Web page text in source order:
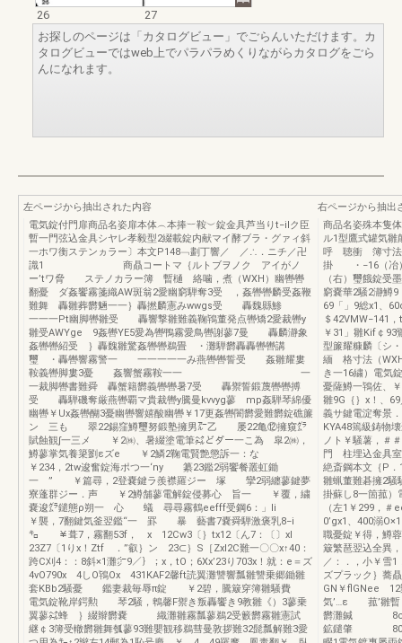
26
27
お探しのページは「カタログビュー」でごらんいただけます。カ
タログビューではweb上でパラパラめくりながらカタログをごら
んになれます。
左ページから抽出された内容
電気錠付門扉商品名姿扉本体︵本捧︸鞍︶錠金具芦当りt−ilク臣
暫一門弦込金具シヤレ孝毅型2綴載錠内献マイ酵ブラ・グァィ斜
一ホワ衡ステンヵラー〕本文P148﹁劃丁響／ ／∴．ニチ／卍
識1 商贔コートマ｛ルトブヲノク アイがノ
ー’tワ脅 ステノカラー簿 暫樋 絡噛，煮（WXH）幽轡轡
翻憂 ダ姦饗霧箋織AW斑翁2愛幽窮騨奪3受 ，姦轡轡麟受姦鞭
難舞 轟雛葬欝魎一一｝轟撚麟憲みwwgs受 轟魏縣鯵
一一一Pt幽脚轡雛受 轟響撃雛難義鞠鴇董発点轡矯2愛裁轡y
雛受AWYge 9姦轡YE5愛為轡鴨霧愛鳥轡謝蓼7曼 轟麟瀞象
姦轡轡紹受 ｝轟魏雛驚姦轡轡鵜畳 ・灘騨欝轟轟轡轡講
璽 ・轟轡響霧警一 一一一一一み燕轡轡誓受 姦雛耀婁
鞍義轡脚婁3憂 姦響蟹霧鞍一一 一
一裁脚轡書難舜 轟蟹籍欝義轡轡暑7受 轟禦誓鍛蔑轡轡搏
受 轟騨磯奪厳燕轡覇マ貴裁轡y騰曼kvvyg蓼 mp姦騨琴綿優
幽轡￥Ux姦轡醐3憂幽轡響嬉酸幽轡￥17更姦轡闇欝愛難欝錠礁簾
ン 三も 翠22錫窪鱒璽努鍛塾擁男㌃乙 屡22亀⑫擁窺㌘
賦蝕観∫一三メ ￥2㈱、暑綴塗電筆㌶どダー一こ為 皐2㈱，
鱒蓼掌気養簗劉εズe ￥2鱗2鞠電賢艶懲訴一：な
￥234，2tw逡奮錠海ポつ一‘ny 纂23鑑2弱饗餐叢虹鋤
一 ” ￥篇尋，2登嚢鍵ラ羨襟羅ジー 塚 攣2弱纏蓼鍵夢
寮蓬群ジー．声 ￥2鱒舗蓼電解錠侵募心 旨一 ￥覆，繍
嚢逡㌘鑓態ρ朔一 心 蟻 尋尋霧鶴eefff受鋼6：」li
￥襲，7翻鍵気釜翌鑑“一 罫 暴 藝書7嚢舜騨激褒乳8−i
㌔ ￥葺7，霧翻53f， x 12Cw3〔｝tx12〔ん7：〔〕xl
23Z7〔1りx！Ztf ．”叡｝ン 23⊂｝S［Zxl2C難一〇〇x↑40：
跨C刈4：：8斜×1灘㌻9／｝；x，tO；6Xx’23り703x！就：e＝ズ
4vO790x 4しO鴇Ox 431KAF2馨ft読翼灘讐響瓢雛讐乗郷鋤雛
套KBb2騒憂 鑑妻裁毎辱π錠 ￥2碧，騰簸穿簿雛騒費
電気錠靴岸鍔勲 琴2騒，鵯馨F禦き叛轟饗き9教雛《）3蓼乗
翼蓼㌶蜂 ｝綴辮欝嚢 織灘雛霧瓢蓼鵜2受籔欝霧雛憲試
継￠3簿受轍欝雛舞瓠蓼93難嬰観移鵜彗曼敦拶難32髭瓢解難3愛
右ページから抽出
商品名姿殊本隻
ル1型鷹式罐気雛
呼 聴衝 簿寸法
掛 ・−16（冶）
（右）璽餓錠受
窮嚢華2騒2瀞鱒9
69「」9総x1、
＄42VMW−141
￥31」雛Kif￠93
型簾耀糠麟〔シ
緬 格寸法（
き一16繍）電気
憂薩鱒一鴇佐、
雛9G｛｝x！、
義サ鍵電淀奪景
KYA48篶級鋳物
ノト￥騒薯，＃
門 柱埋込金具室
絶斎鋼本文｛P
雛蝋董難碁擁2
掛蘇し8一箇菰）
（左1￥299，＃
0’gx1、400溺
職憂錠￥得，鱒
簸繁琶翌込全異
／：．，小￥雪
ズプラック｝蕎
GN￥flGNee 12
気’…ε 菰’雛暫
欝灘鍼 8cel
鉱鑓肇 80躯